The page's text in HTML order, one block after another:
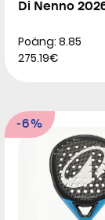
Di Nenno
Poäng: 8.85
275.19€
-6%